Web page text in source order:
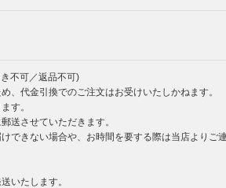
不可／返品不可)
、代金引換でのご注文はお受けいたしかねます。
す。
送させていただきます。
できない場合や、お時間を要する際は当店よりご
いたします。